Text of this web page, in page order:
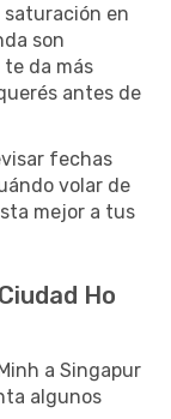
en
son
da más
antes de
fechas
volar de
mejor a tus
Ho
a Singapur
algunos